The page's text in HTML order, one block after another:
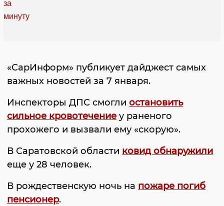
«СарИнформ» публикует дайджест самых
важных новостей за 7 января.
Инспекторы ДПС смогли остановить
сильное кровотечение у раненого
прохожего и вызвали ему «скорую».
В Саратовской области ковид обнаружили
еще у 28 человек.
В рождественскую ночь на пожаре погиб
пенсионер.